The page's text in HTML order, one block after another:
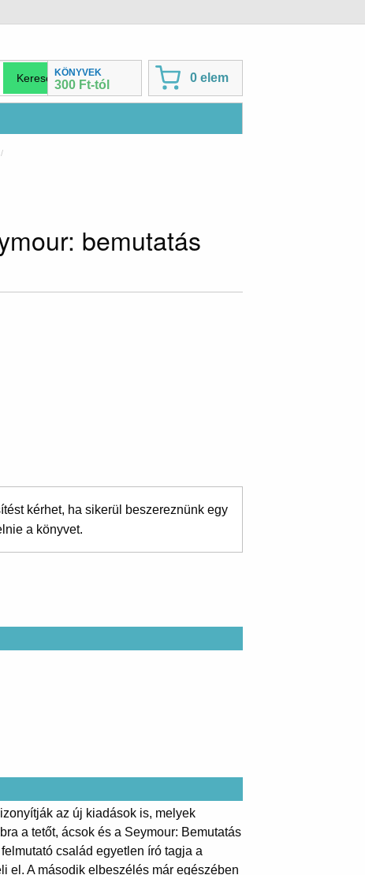
KÖNYVEK
300 Ft-tól
0 elem
bemutatás
kérhet, ha sikerül beszereznünk egy
a könyvet.
az új kiadások is, melyek
a tetőt, ácsok és a Seymour: Bemutatás
család egyetlen író tagja a
el. A második elbeszélés már egészében